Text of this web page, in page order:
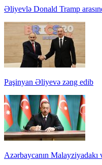
Əliyevlə Donald Tramp
Paşinyan Əliyevə zəng edib
Azərbaycanın Malayziyadakı